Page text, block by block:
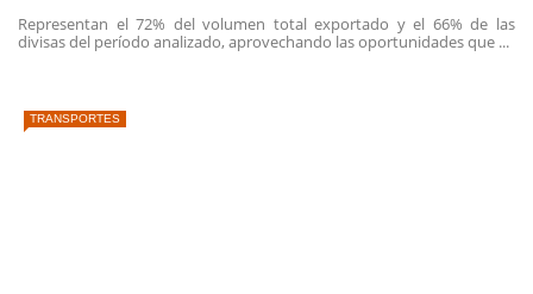
Representan el 72% del volumen total exportado y el 66% de las
divisas del período analizado, aprovechando las oportunidades que ...
TRANSPORTES